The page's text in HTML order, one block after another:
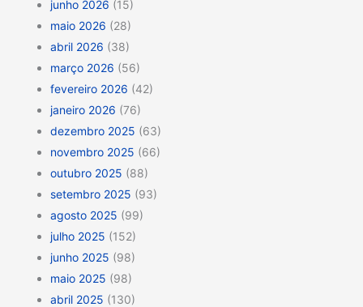
junho 2026 (15)
maio 2026 (28)
abril 2026 (38)
março 2026 (56)
fevereiro 2026 (42)
janeiro 2026 (76)
dezembro 2025 (63)
novembro 2025 (66)
outubro 2025 (88)
setembro 2025 (93)
agosto 2025 (99)
julho 2025 (152)
junho 2025 (98)
maio 2025 (98)
abril 2025 (130)